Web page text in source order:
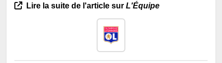
Lire la suite de l'article sur L'Équipe